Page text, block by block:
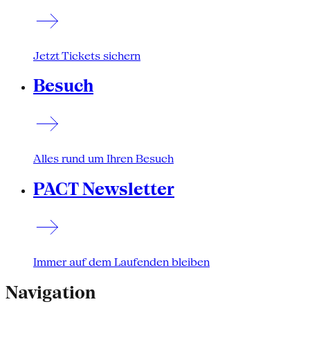
Jetzt Tickets sichern
Besuch
Alles rund um Ihren Besuch
PACT Newsletter
Immer auf dem Laufenden bleiben
Navigation